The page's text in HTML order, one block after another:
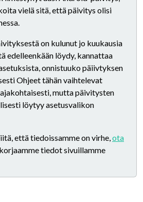
vielä sitä, että päivitys olisi
on kulunut jo kuukausia
edelleenkään löydy, kannattaa
onnistuuko päiivtyksen
Ohjeet tähän vaihtelevat
mutta päivitysten
löytyy asetusvalikon
että tiedoissamme on virhe,ota
tiedot sivuillamme